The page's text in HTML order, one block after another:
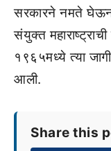
सरकारने नमते
संयुक्त
१९६५मध्ये त्या
आली.
Share this